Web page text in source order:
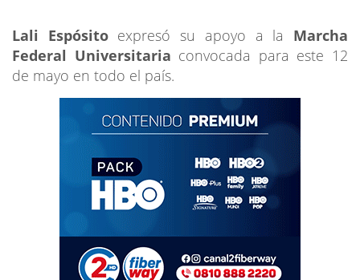
Lali Espósitoexpresó su apoyo a la Marcha
Federal Universitaria convocada para este 12
de mayo en todo el país.